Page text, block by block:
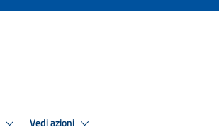
Vedi azioni